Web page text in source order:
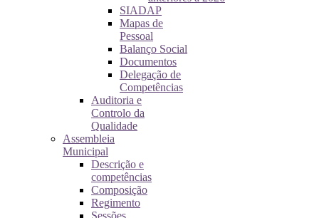
SIADAP
Mapas de
Pessoal
Balanço Social
Documentos
Delegação de
Competências
Auditoria e
Controlo da
Qualidade
Assembleia
Municipal
Descrição e
competências
Composição
Regimento
Sessões